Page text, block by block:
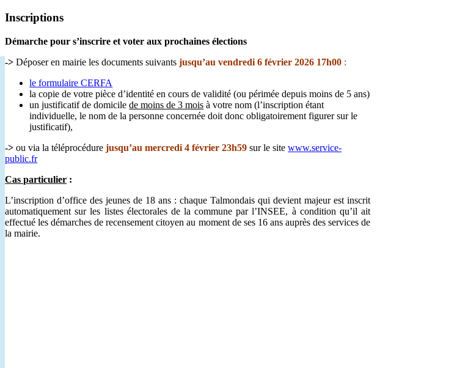
Inscriptions
Démarche pour s’inscrire et voter aux prochaines élections
-> Déposer en mairie les documents suivantsjusqu’auvendredi 6 février 2026 17h00 :
le formulaire CERFA
la copie de votre pièce d’identité en cours de validité (ou périmée depuis moins de 5 ans)
un justificatif de domicilede moins de 3 mois à votre nom (l’inscription étant
individuelle, le nom de la personne concernée doit donc obligatoirement figurer sur le
justificatif),
-> ou via la téléprocédurejusqu’aumercredi 4 février 23h59 sur le sitewww.service-
public.fr
Cas particulier :
L’inscription d’office des jeunes de 18 ans : chaque Talmondais qui devient majeur est inscrit
automatiquement sur les listes électorales de la commune par l’INSEE, à condition qu’il ait
effectué les démarches de recensement citoyen au moment de ses 16 ans auprès des services de
la mairie.